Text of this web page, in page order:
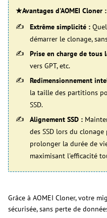
★Avantages d'AOMEI Cloner :
Extrême simplicité :
démarrer le clonage,
Prise en charge de tous
vers GPT, etc.
Redimensionnement
la taille des partitions
SSD.
Alignement SSD :
des SSD lors du
prolonger la durée de
maximisant l'efficacité
Grâce à AOMEI Cloner, votre
sécurisée, sans perte de